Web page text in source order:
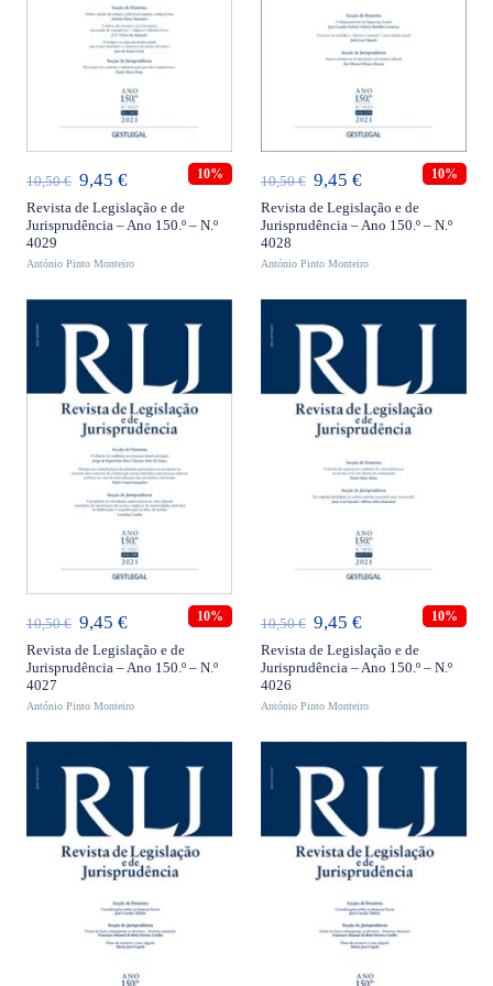
ADICIONAR
10,50€ O
preço
era:
10,50 €.
9,45 €O
preço
é:
9,45 €.
10%
Revista de Legislação e de
Jurisprudência – Ano 150.º – N.º
4029
António Pinto Monteiro
ADICIONAR
10,50€ O
preço
era:
10,50 €.
9,45 €O
preço
é:
9,45 €.
10%
Revista de Legislação e de
Jurisprudência – Ano 150.º – N.º
4028
António Pinto Monteiro
ADICIONAR
10,50€ O
preço
era:
10,50 €.
9,45 €O
preço
é:
9,45 €.
10%
Revista de Legislação e de
Jurisprudência – Ano 150.º – N.º
4027
António Pinto Monteiro
ADICIONAR
10,50€ O
preço
era:
10,50 €.
9,45 €O
preço
é:
9,45 €.
10%
Revista de Legislação e de
Jurisprudência – Ano 150.º – N.º
4026
António Pinto Monteiro